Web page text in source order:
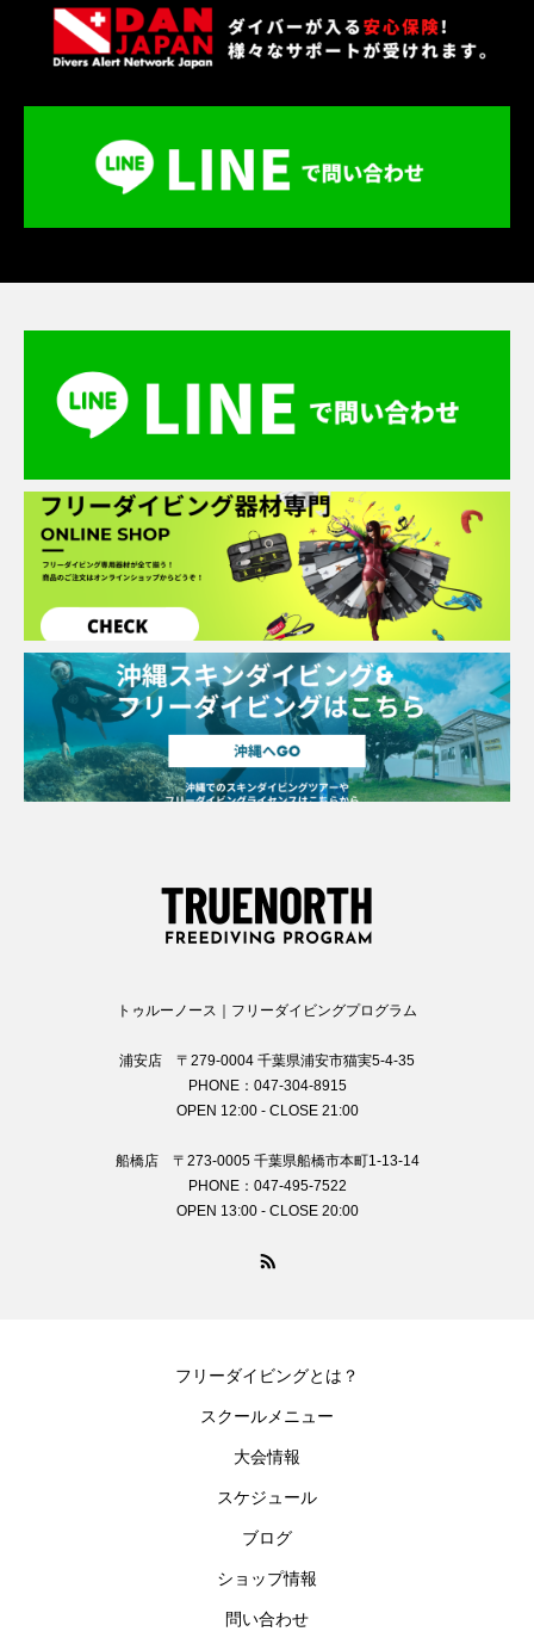
トゥルーノース｜フリーダイビングプログラム
浦安店 〒279-0004 千葉県浦安市猫実5-4-35
PHONE：047-304-8915
OPEN 12:00 - CLOSE 21:00
船橋店 〒273-0005 千葉県船橋市本町1-13-14
PHONE：047-495-7522
OPEN 13:00 - CLOSE 20:00
フリーダイビングとは？
スクールメニュー
大会情報
スケジュール
ブログ
ショップ情報
問い合わせ